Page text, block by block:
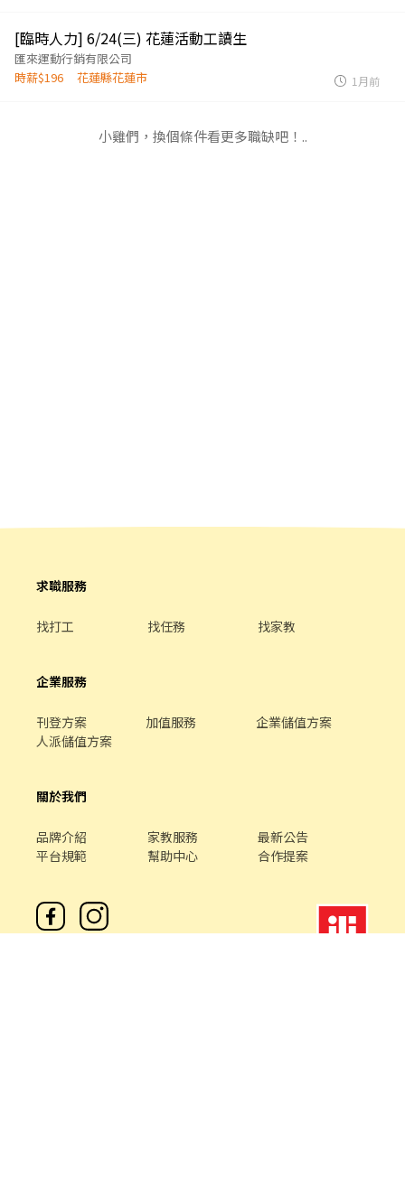
[臨時人力] 6/24(三) 花蓮活動工讀生
匯來運動行銷有限公司
時薪$196
花蓮縣花蓮市 1月前
小雞們，換個條件看更多職缺吧！..
求職服務
找打工 找任務 找家教
企業服務
刊登方案 加值服務
企業儲值方案
人派儲值方案
關於我們
品牌介紹 家教服務
最新公告
平台規範
幫助中心 合作提案